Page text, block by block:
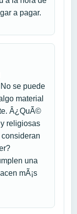
a pagar.
se puede
material
Â¿QuÃ©
religiosas
una
mÃ¡s